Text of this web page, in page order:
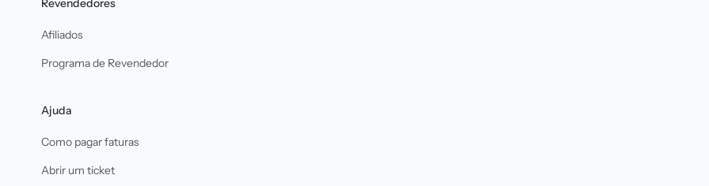
Revendedores
Afiliados
Programa de Revendedor
Ajuda
Como pagar faturas
Abrir um ticket